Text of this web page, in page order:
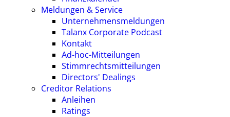
Meldungen & Service
Unternehmensmeldungen
Talanx Corporate Podcast
Kontakt
Ad-hoc-Mitteilungen
Stimmrechtsmitteilungen
Directors' Dealings
Creditor Relations
Anleihen
Ratings